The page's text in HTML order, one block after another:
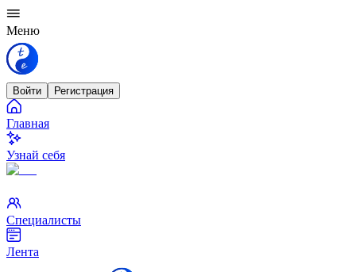
Меню
Войти Регистрация
Главная
Узнай себя
Специалисты
Лента